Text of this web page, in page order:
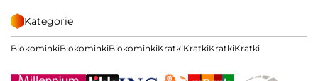
Kategorie
BiokominkiBiokominkiBiokominkiKratkiKratkiKratkiKratki